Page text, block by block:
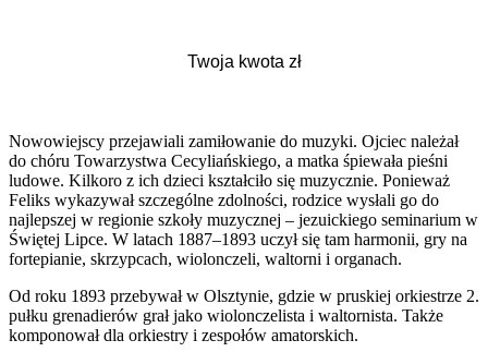
Nowowiejscy przejawiali zamiłowanie do muzyki. Ojciec należał
do chóru Towarzystwa Cecyliańskiego, a matka śpiewała pieśni
ludowe. Kilkoro z ich dzieci kształciło się muzycznie. Ponieważ
Feliks wykazywał szczególne zdolności, rodzice wysłali go do
najlepszej w regionie szkoły muzycznej – jezuickiego seminarium w
Świętej Lipce. W latach 1887–1893 uczył się tam harmonii, gry na
fortepianie, skrzypcach, wiolonczeli, waltorni i organach.
Od roku 1893 przebywał w Olsztynie, gdzie w pruskiej orkiestrze 2.
pułku grenadierów grał jako wiolonczelista i waltornista. Także
komponował dla orkiestry i zespołów amatorskich.